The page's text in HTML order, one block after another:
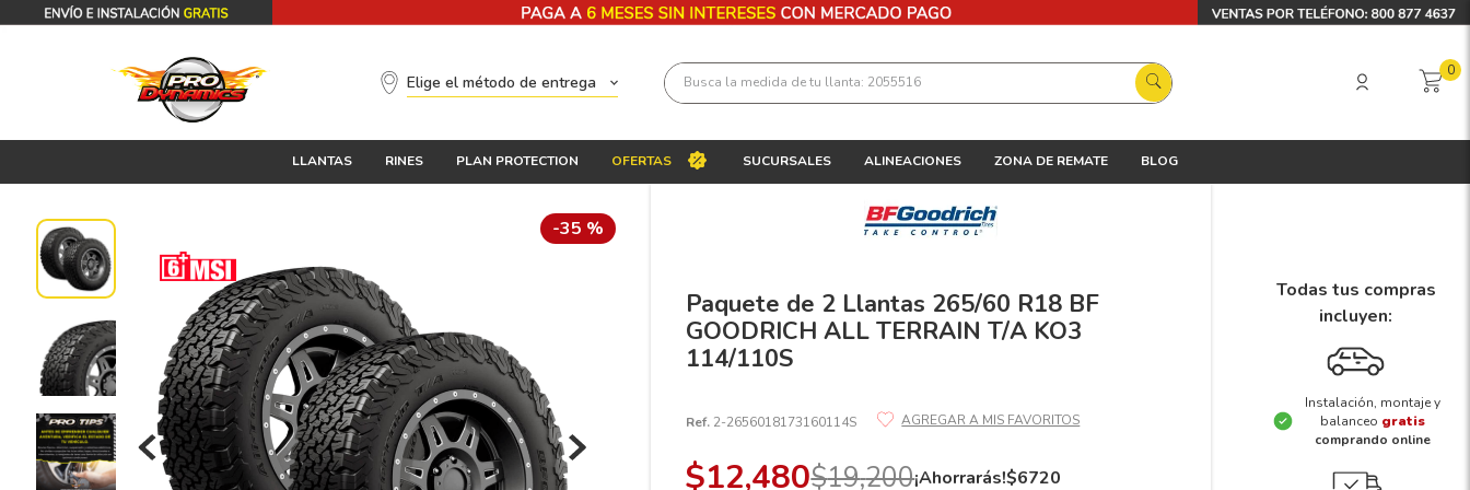
Elige el método de entrega Busca la medida de tu llanta: 2055516 0
LLANTAS RINES PLAN PROTECTION OFERTAS SUCURSALES ALINEACIONES ZONA DE REMATE BLOG
-35 %
Paquete de 2 Llantas 265/60 R18 BF
GOODRICH ALL TERRAIN T/A KO3
114/110S
Ref. 2-2656018173160114S
$12,480$19,200¡Ahorrarás!$6720
Todas tus compras
incluyen:
Instalación, montaje y
balanceo gratis
comprando online
Términos más buscados